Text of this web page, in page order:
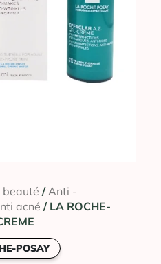
beauté /Anti -
acné / LA ROCHE-
POSAY